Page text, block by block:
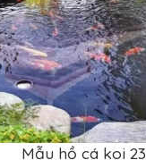
Mẫu hồ cá koi 23